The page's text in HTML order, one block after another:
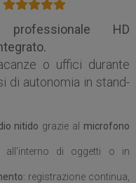
HD
o uffici durante
di autonomia in stand-
nitido grazie al microfono
all’interno di oggetti o in
registrazione continua,